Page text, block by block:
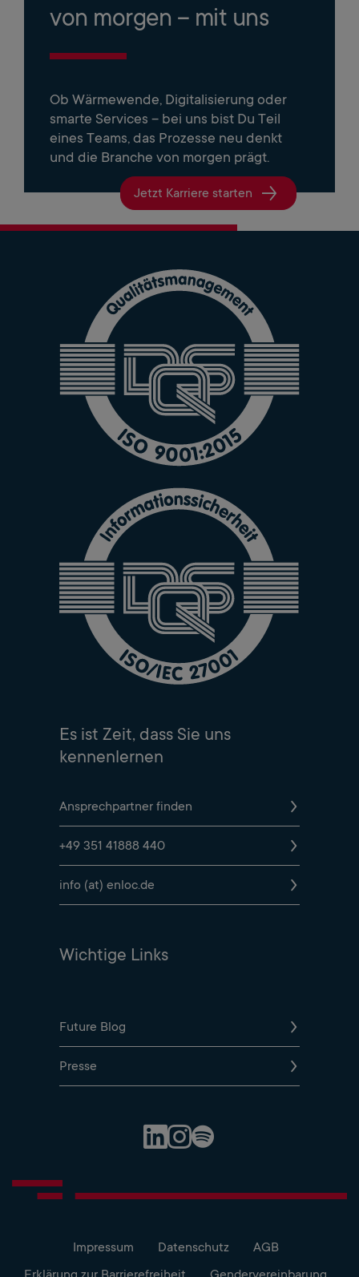
von morgen – mit uns
Ob Wärmewende, Digitalisierung oder
smarte Services – bei uns bist Du Teil
eines Teams, das Prozesse neu denkt
und die Branche von morgen prägt.
Jetzt Karriere starten
Es ist Zeit, dass Sie uns
kennenlernen
Ansprechpartner finden
+49 351 41888 440
info (at) enloc.de
Wichtige Links
Future Blog
Presse
Impressum Datenschutz
AGB